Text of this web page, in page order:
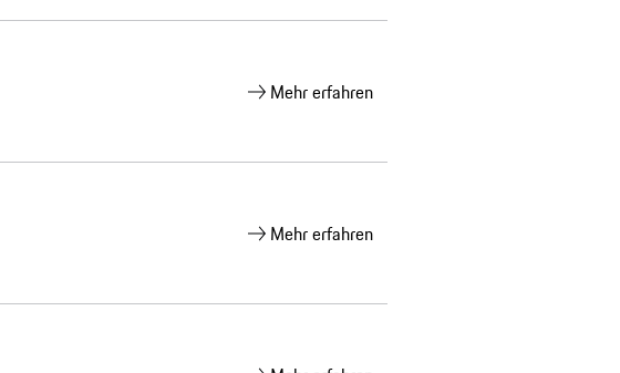
Mehr erfahren
Mehr erfahren